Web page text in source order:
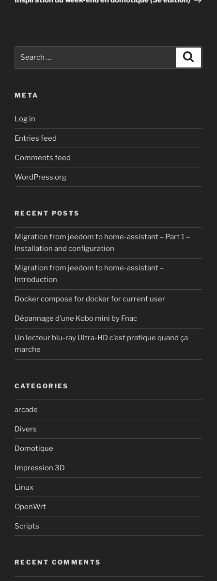
META
Log in
Entries feed
Comments feed
WordPress.org
RECENT POSTS
Migration from jeedom to home-assistant – Part 1 –
Installation and configuration
Migration from jeedom to home-assistant –
Introduction
Docker compose for docker for current user
Dépannage d’une Kobo mini by Fnac
Un lecteur blu-ray Ultra-HD c’est pratique quand ça
marche
CATEGORIES
arcade
Divers
Domotique
Impression 3D
Linux
OpenWrt
Scripts
RECENT COMMENTS